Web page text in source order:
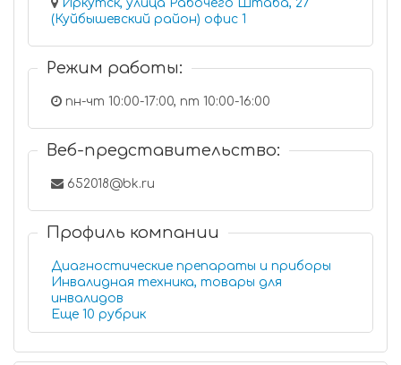
Иркутск, улица Рабочего Штаба, 27
(Куйбышевский район) офис 1
Режим работы:
пн-чт 10:00-17:00, пт 10:00-16:00
Веб-представительство:
652018@bk.ru
Профиль компании
Диагностические препараты и приборы
Инвалидная техника, товары для
инвалидов
Еще 10 рубрик